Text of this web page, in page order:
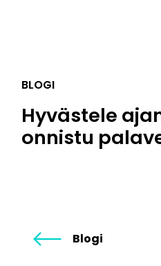
BLOGI
Hyvästele
onnistu
Blogi